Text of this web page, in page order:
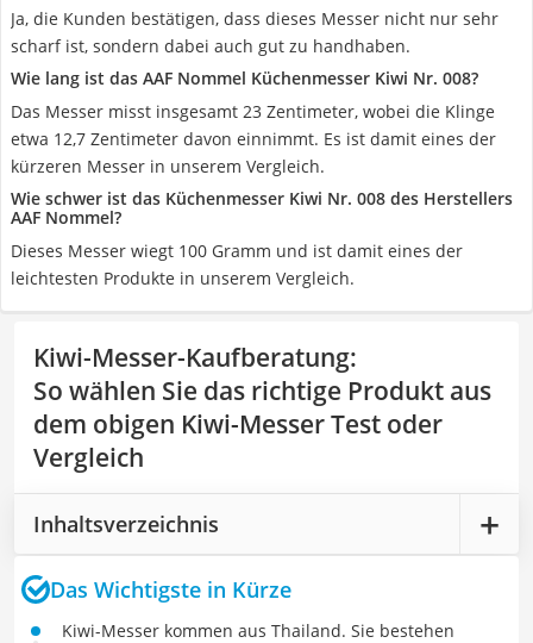
Ja, die Kunden bestätigen, dass dieses Messer nicht nur sehr
scharf ist, sondern dabei auch gut zu handhaben.
Wie lang ist das AAF Nommel Küchenmesser Kiwi Nr. 008?
Das Messer misst insgesamt 23 Zentimeter, wobei die Klinge
etwa 12,7 Zentimeter davon einnimmt. Es ist damit eines der
kürzeren Messer in unserem Vergleich.
Wie schwer ist das Küchenmesser Kiwi Nr. 008 des Herstellers
AAF Nommel?
Dieses Messer wiegt 100 Gramm und ist damit eines der
leichtesten Produkte in unserem Vergleich.
Kiwi-Messer-Kaufberatung:
So wählen Sie das richtige Produkt aus
dem obigen Kiwi-Messer Test oder
Vergleich
Inhaltsverzeichnis
Das Wichtigste in Kürze
Kiwi-Messer kommen aus Thailand. Sie bestehen